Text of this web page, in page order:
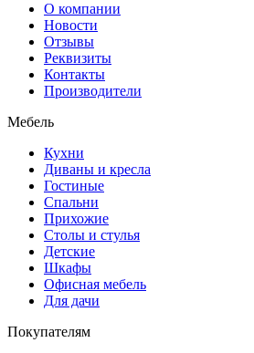
О компании
Новости
Отзывы
Реквизиты
Контакты
Производители
Мебель
Кухни
Диваны и кресла
Гостиные
Спальни
Прихожие
Столы и стулья
Детские
Шкафы
Офисная мебель
Для дачи
Покупателям